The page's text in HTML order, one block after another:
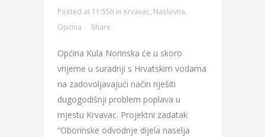
Posted at 11:55h in Krvavac, Naslovna,
Općina
Share
Općina Kula Norinska će u skoro
vrijeme u suradnji s Hrvatskim vodama
na zadovoljavajući način riješiti
dugogodišnji problem poplava u
mjestu Krvavac. Projektni zadatak
“Oborinske odvodnje dijela naselja